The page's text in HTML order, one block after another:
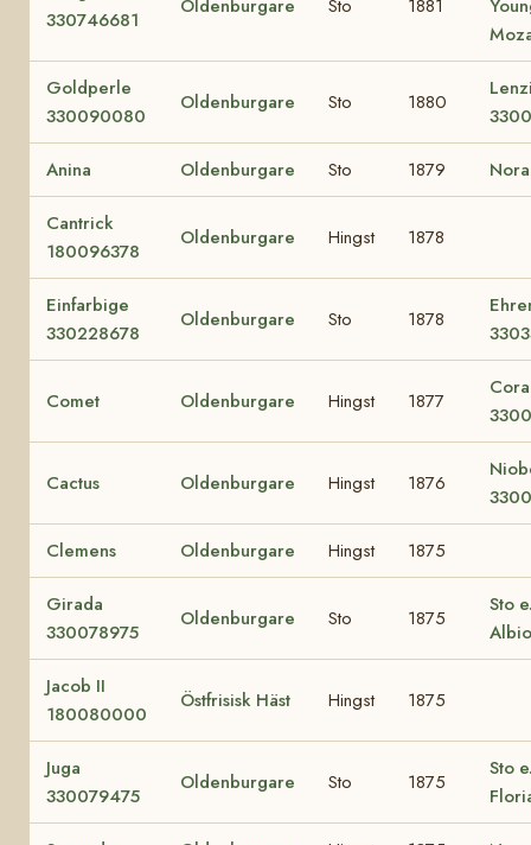
330746681
Oldenburgare Sto 1881
Goldperle
330090080
Oldenburgare Sto 1880
Anina Oldenburgare Sto 1879 Nora
Cantrick
180096378
Oldenburgare Hingst 1878
Einfarbige
330228678
Oldenburgare Sto 1878
Comet Oldenburgare Hingst 1877
Cactus Oldenburgare Hingst 1876
Clemens Oldenburgare Hingst 1875
Girada
330078975
Oldenburgare Sto 1875
Sto
Jacob II
180080000
Östfrisisk Häst Hingst 1875
Juga
330079475
Oldenburgare Sto 1875
Sto